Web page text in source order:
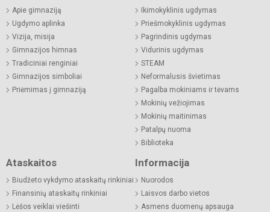
Apie gimnaziją
Ugdymo aplinka
Vizija, misija
Gimnazijos himnas
Tradiciniai renginiai
Gimnazijos simboliai
Priėmimas į gimnaziją
Ikimokyklinis ugdymas
Priešmokyklinis ugdymas
Pagrindinis ugdymas
Vidurinis ugdymas
STEAM
Neformalusis švietimas
Pagalba mokiniams ir tėvams
Mokinių vežiojimas
Mokinių maitinimas
Patalpų nuoma
Biblioteka
Ataskaitos
Biudžeto vykdymo ataskaitų rinkiniai
Finansinių ataskaitų rinkiniai
Lėšos veiklai viešinti
Informacija
Nuorodos
Laisvos darbo vietos
Asmens duomenų apsauga